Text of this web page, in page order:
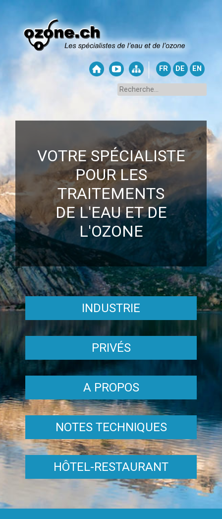
FR DE EN
VOTRE SPÉCIALISTE
POUR LES
TRAITEMENTS
DE L'EAU ET DE
L'OZONE
INDUSTRIE
PRIVÉS
A PROPOS
NOTES TECHNIQUES
HÔTEL-RESTAURANT